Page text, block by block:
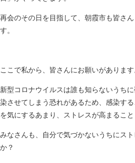
再会のその日を目指して、朝霞市も皆さ
す。
ここで私から、皆さんにお願いがあります
新型コロナウイルスは誰も知らないうち
染させてしまう恐れがあるため、感染す
を気にするあまり、ストレスが高まること
みなさんも、自分で気づかないうちにス
か？